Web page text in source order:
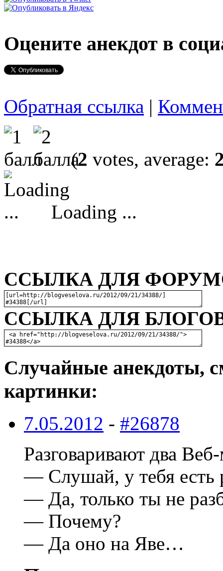
Оцените анекдот в
Обратная ссылка |
(2 votes, average:
Loading ...
ССЫЛКА ДЛЯ
ССЫЛКА ДЛЯ БЛОГОВ
Случайные анекдоты,
картинки:
7.05.2012 - #26878
Разговаривают два
— Слушай, у тебя есть
— Да, только ты не
— Почему?
— Да оно на Яве…